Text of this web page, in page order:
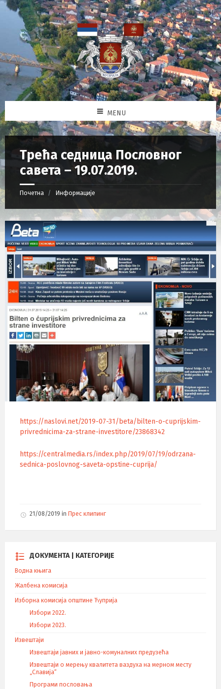
MENU
Трећа седница Пословног
савета – 19.07.2019.
Почетна Информације
https://naslovi.net/2019-07-31/beta/bilten-o-cuprijskim-
privrednicima-za-strane-investitore/23868342
https://centralmedia.rs/index.php/2019/07/19/odrzana-
sednica-poslovnog-saveta-opstine-cuprija/
21/08/2019 in Прес клипинг
ДОКУМЕНТА | КАТЕГОРИЈЕ
Водна књига
Жалбена комисија
Изборна комисија општине Ћуприја
Избори 2022.
Избори 2023.
Извештаји
Извештаји јавних и јавно-комуналних предузећа
Извештаји о мерењу квалитета ваздуха на мерном месту
„Славија“
Програми пословања